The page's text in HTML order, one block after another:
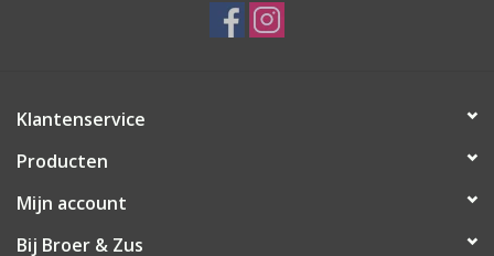
Klantenservice
Producten
Mijn account
Bij Broer & Zus